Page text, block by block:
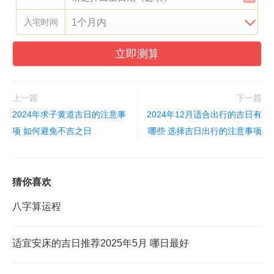
入宅时间
立即测算
上一篇
2024年求子黄道吉日的注意事
项 如何避免不吉之日
下一篇
2024年12月适合出行的吉日有
哪些 选择吉日出行的注意事项
猜你喜欢
八字算运程
适宜安床的吉日推荐2025年5月 哪日最好